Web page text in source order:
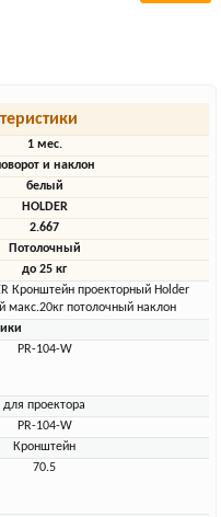
1 мес.
и наклон
белый
HOLDER
2.667
Потолочный
до 25 кг
Кронштейн проекторный Holder
макс.20кг потолочный наклон
PR-104-W
для проектора
PR-104-W
Кронштейн
70.5